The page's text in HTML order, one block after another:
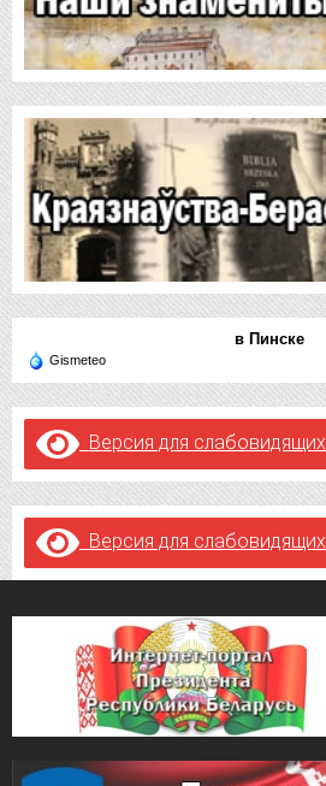
в Пинске
Gismeteo
Версия для слабовидящих
Версия для слабовидящих